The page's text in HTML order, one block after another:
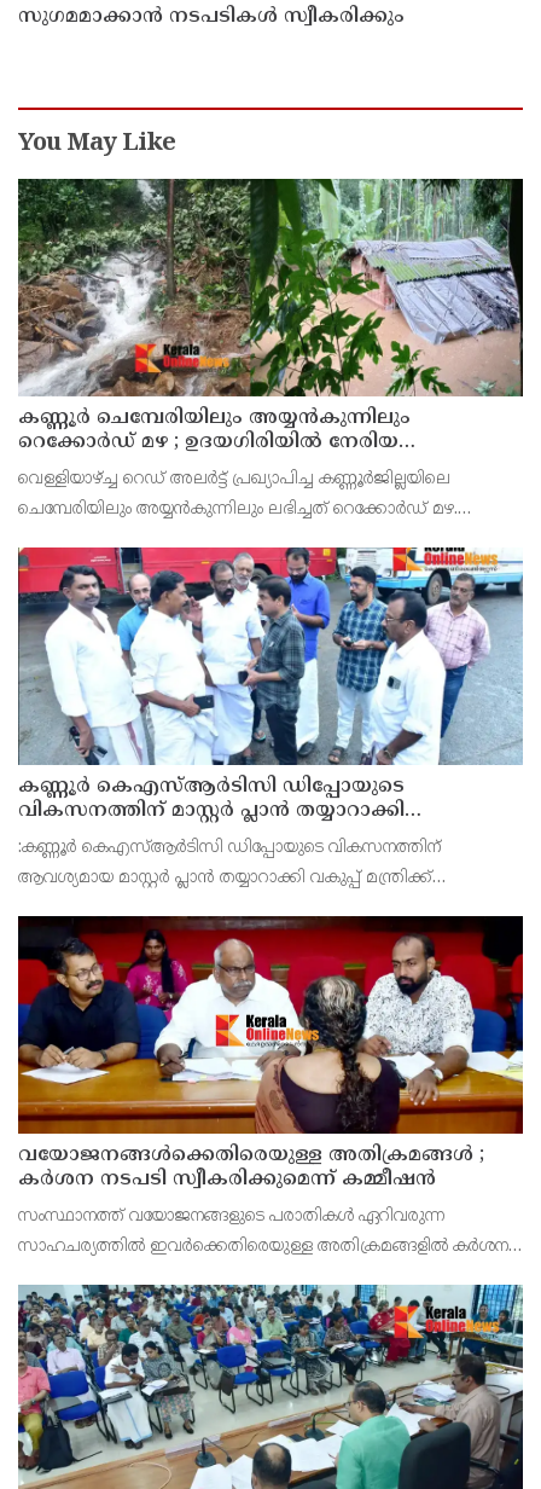
സുഗമമാക്കാന്‍ നടപടികള്‍ സ്വീകരിക്കും
You May Like
കണ്ണൂർ ചെമ്പേരിയിലും അയ്യൻകുന്നിലും
റെക്കോർഡ് മഴ ; ഉദയഗിരിയിൽ നേരിയ
ഉരുൾപൊട്ടൽ; 13 പേരെ ക്യാമ്പിലേക്ക് മാറ്റി
വെള്ളിയാഴ്ച്ച റെഡ് അലർട്ട് പ്രഖ്യാപിച്ച കണ്ണൂർജില്ലയിലെ
ചെമ്പേരിയിലും അയ്യൻകുന്നിലും ലഭിച്ചത് റെക്കോർഡ് മഴ.
മില്ലിമീറ്റർ മഴ ആ സമയം സംസ്ഥാനത്ത
കണ്ണൂർ കെഎസ്ആർടിസി ഡിപ്പോയുടെ
വികസനത്തിന് മാസ്റ്റർ പ്ലാൻ തയ്യാറാക്കി
സമർപ്പിക്കും : ടി ഒ മോഹനൻ എം എൽ എ
:കണ്ണൂർ കെഎസ്ആർടിസി ഡിപ്പോയുടെ വികസനത്തിന്
ആവശ്യമായ മാസ്റ്റർ പ്ലാൻ തയ്യാറാക്കി വകുപ്പ് മന്ത്രിക്ക്
ഡിപ്പോയ്ക്ക് നാല് ഏക്കറിൽ അധികം വരുന്ന സ്ഥലമുണ്ട്
വയോജനങ്ങൾക്കെതിരെയുള്ള അതിക്രമങ്ങൾ ;
കർശന നടപടി സ്വീകരിക്കുമെന്ന് കമ്മീഷൻ
സംസ്ഥാനത്ത് വയോജനങ്ങളുടെ പരാതികൾ ഏറിവരുന്ന
സാഹചര്യത്തിൽ ഇവർക്കെതിരെയുള്ള അതിക്രമങ്ങളിൽ കർശന
കെ. സോമപ്രസാദ്.